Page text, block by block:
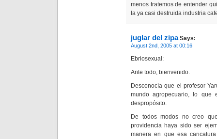
menos tratemos de entender
la ya casi destruida industria
juglar del zipaSays:
August 2nd, 2005 at 00:16
Ebriosexual:
Ante todo, bienvenido.
Desconocía que el profesor
mundo agropecuario, lo que
despropósito.
De todos modos no creo
providencia haya sido ser
manera en que esa